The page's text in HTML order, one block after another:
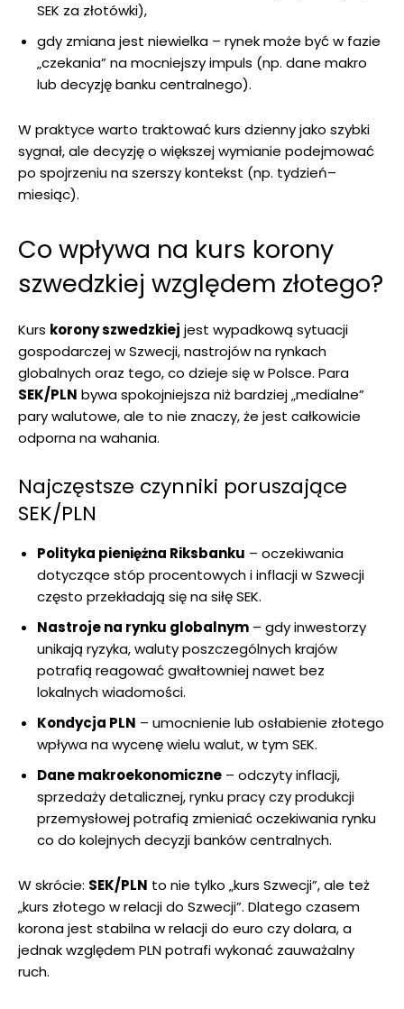
SEK za złotówki),
gdy zmiana jest niewielka – rynek może być w fazie
„czekania” na mocniejszy impuls (np. dane makro
lub decyzję banku centralnego).
W praktyce warto traktować kurs dzienny jako szybki
sygnał, ale decyzję o większej wymianie podejmować
po spojrzeniu na szerszy kontekst (np. tydzień–
miesiąc).
Co wpływa na kurs korony
szwedzkiej względem złotego?
Kurs korony szwedzkiej jest wypadkową sytuacji
gospodarczej w Szwecji, nastrojów na rynkach
globalnych oraz tego, co dzieje się w Polsce. Para
SEK/PLN bywa spokojniejsza niż bardziej „medialne”
pary walutowe, ale to nie znaczy, że jest całkowicie
odporna na wahania.
Najczęstsze czynniki poruszające
SEK/PLN
Polityka pieniężna Riksbanku – oczekiwania
dotyczące stóp procentowych i inflacji w Szwecji
często przekładają się na siłę SEK.
Nastroje na rynku globalnym – gdy inwestorzy
unikają ryzyka, waluty poszczególnych krajów
potrafią reagować gwałtowniej nawet bez
lokalnych wiadomości.
Kondycja PLN – umocnienie lub osłabienie złotego
wpływa na wycenę wielu walut, w tym SEK.
Dane makroekonomiczne – odczyty inflacji,
sprzedaży detalicznej, rynku pracy czy produkcji
przemysłowej potrafią zmieniać oczekiwania rynku
co do kolejnych decyzji banków centralnych.
W skrócie: SEK/PLN to nie tylko „kurs Szwecji”, ale też
„kurs złotego w relacji do Szwecji”. Dlatego czasem
korona jest stabilna w relacji do euro czy dolara, a
jednak względem PLN potrafi wykonać zauważalny
ruch.